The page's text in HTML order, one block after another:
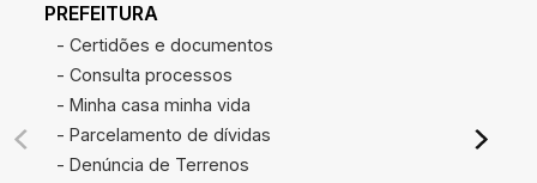
PREFEITURA
- Certidões e documentos
- Consulta processos
- Minha casa minha vida
- Parcelamento de dívidas
- Denúncia de Terrenos